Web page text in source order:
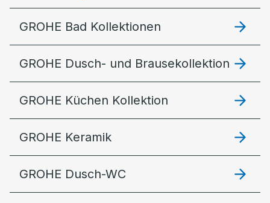
GROHE Bad Kollektionen
GROHE Dusch- und Brausekollektion
GROHE Küchen Kollektion
GROHE Keramik
GROHE Dusch-WC